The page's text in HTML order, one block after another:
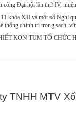
công Đại hội lần thứ IV,
khóa XII và một số Nghị
thống chính trị trong sạch,
KON TUM TỔ
TNHH MTV